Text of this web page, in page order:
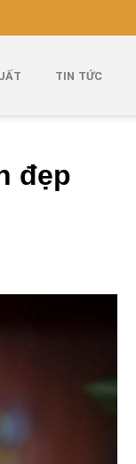
TIN TỨC
đẹp